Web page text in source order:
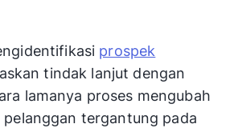
prospek
tindak lanjut dengan
lamanya proses mengubah
tergantung pada